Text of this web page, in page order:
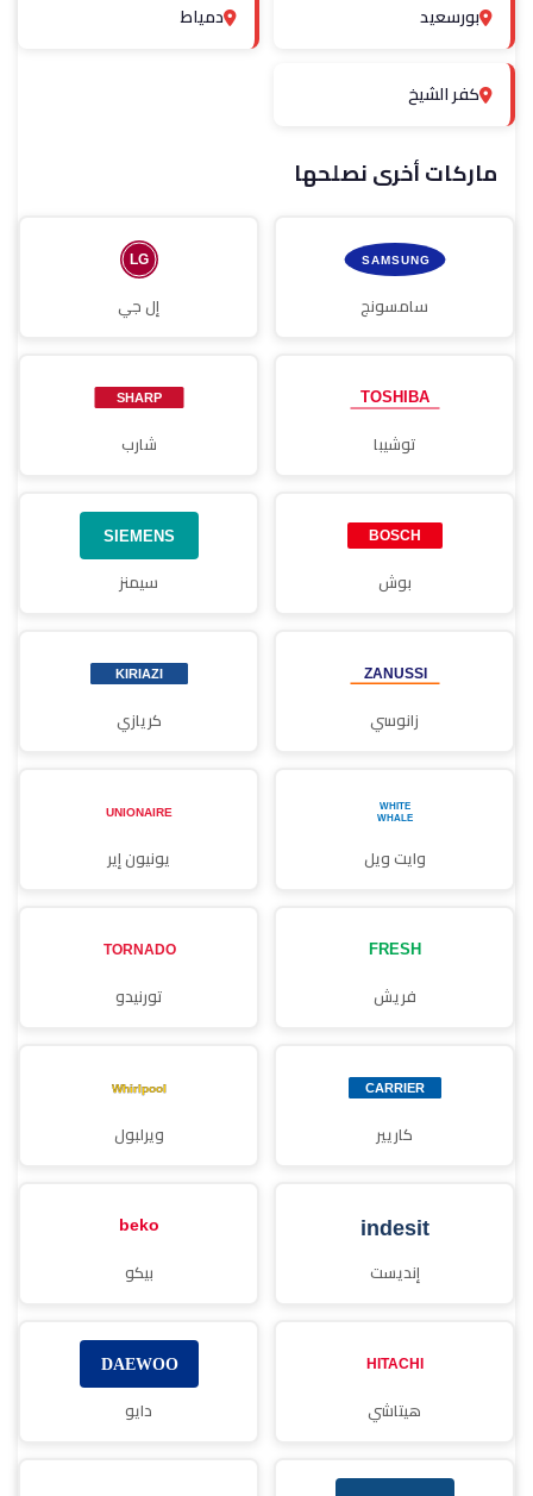
بورسعيد دمياط
كفر الشيخ
ماركات أخرى نصلحها
سامسونج إل جي
توشيبا شارب
بوش سيمنز
زانوسي كريازي
وايت ويل يونيون إير
فريش تورنيدو
كاريير ويرلبول
إنديست بيكو
هيتاشي دايو